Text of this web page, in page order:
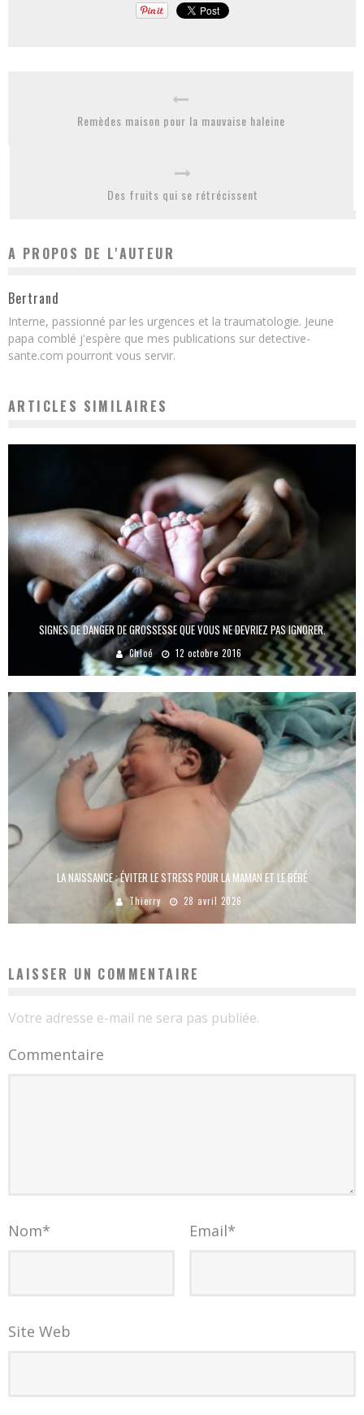
Remèdes maison pour la mauvaise haleine
Des fruits qui se rétrécissent
A PROPOS DE L'AUTEUR
Bertrand
Interne, passionné par les urgences et la traumatologie. Jeune
papa comblé j'espère que mes publications sur detective-
sante.com pourront vous servir.
ARTICLES SIMILAIRES
SIGNES DE DANGER DE GROSSESSE QUE VOUS NE DEVRIEZ PAS IGNORER.
Chloé 12 octobre 2016
LA NAISSANCE : ÉVITER LE STRESS POUR LA MAMAN ET LE BÉBÉ
Thierry 28 avril 2026
LAISSER UN COMMENTAIRE
Votre adresse e-mail ne sera pas publiée.
Commentaire
Nom* Email*
Site Web